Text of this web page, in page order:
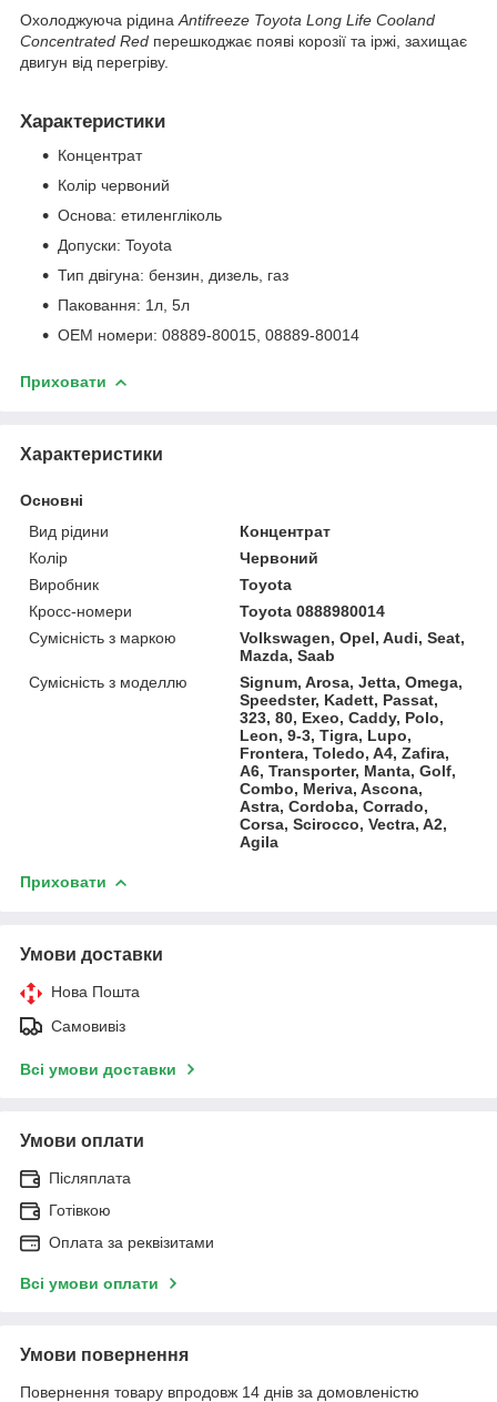
Охолоджуюча рідина Antifreeze Toyota Long Life Cooland
Concentrated Red перешкоджає появі корозії та іржі, захищає
двигун від перегріву.
Характеристики
Концентрат
Колір червоний
Основа: етиленгліколь
Допуски: Toyota
Тип двігуна: бензин, дизель, газ
Паковання: 1л, 5л
OEM номери: 08889-80015, 08889-80014
Приховати
Характеристики
Основні
Вид рідини
Концентрат
Колір
Червоний
Виробник
Toyota
Кросс-номери
Toyota 0888980014
Сумісність з маркою
Volkswagen, Opel, Audi, Seat,
Mazda, Saab
Сумісність з моделлю
Signum, Arosa, Jetta, Omega,
Speedster, Kadett, Passat,
323, 80, Exeo, Caddy, Polo,
Leon, 9-3, Tigra, Lupo,
Frontera, Toledo, A4, Zafira,
A6, Transporter, Manta, Golf,
Combo, Meriva, Ascona,
Astra, Cordoba, Corrado,
Corsa, Scirocco, Vectra, A2,
Agila
Приховати
Умови доставки
Нова Пошта
Самовивіз
Всі умови доставки
Умови оплати
Післяплата
Готівкою
Оплата за реквізитами
Всі умови оплати
Умови повернення
Повернення товару впродовж 14 днів за домовленістю